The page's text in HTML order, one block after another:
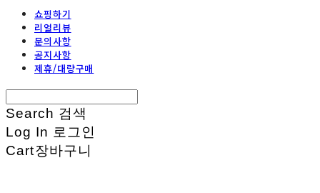
쇼핑하기
리얼리뷰
문의사항
공지사항
제휴/대량구매
Search 검색
Log In 로그인
Cart장바구니